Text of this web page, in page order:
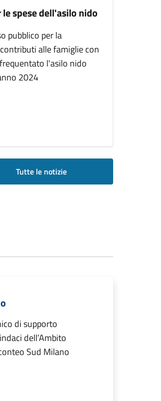
spese dell'asilo nido
pubblico per la
alle famiglie con
l'asilo nido
2024
Tutte le notizie
di supporto
dell’Ambito
Sud Milano